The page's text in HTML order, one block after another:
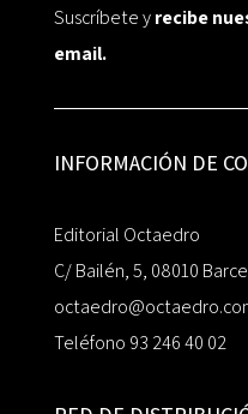
Suscríbete yrecibe
email.
INFORMACIÓN DE
Editorial Octaedro
C/ Bailén, 5, 08010
Teléfono 93 246 40 02